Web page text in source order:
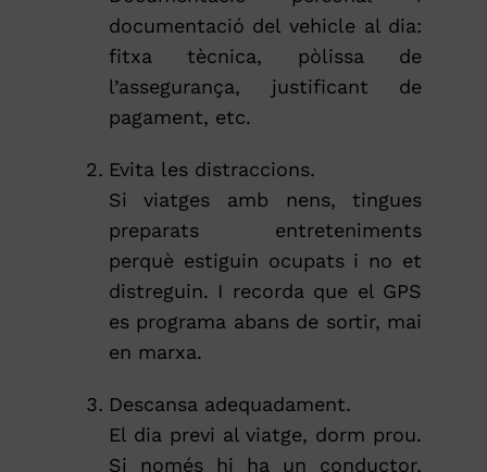
documentació del vehicle al dia:
fitxa tècnica, pòlissa de
l’assegurança, justificant de
pagament, etc.
Evita les distraccions.
Si viatges amb nens, tingues
preparats entreteniments
perquè estiguin ocupats i no et
distreguin. I recorda que el GPS
es programa abans de sortir, mai
en marxa.
Descansa adequadament.
El dia previ al viatge, dorm prou.
Si només hi ha un conductor,